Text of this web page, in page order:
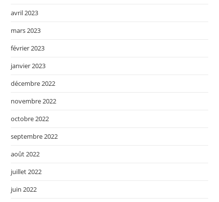
avril 2023
mars 2023
février 2023
janvier 2023
décembre 2022
novembre 2022
octobre 2022
septembre 2022
août 2022
juillet 2022
juin 2022